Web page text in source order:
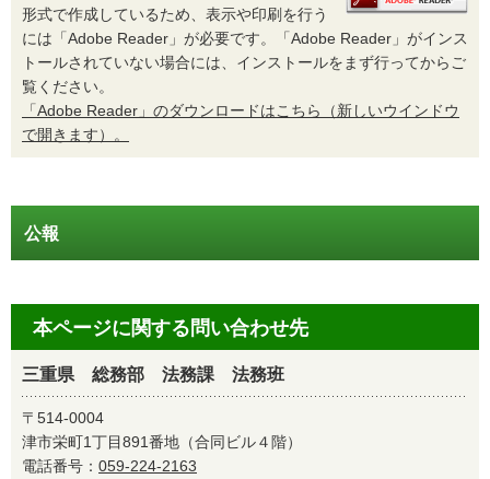
形式で作成しているため、表示や印刷を行う
には「Adobe Reader」が必要です。「Adobe Reader」がインス
トールされていない場合には、インストールをまず行ってからご
覧ください。
「Adobe Reader」のダウンロードはこちら（新しいウインドウ
で開きます）。
公報
本ページに関する問い合わせ先
三重県 総務部 法務課 法務班
〒514-0004
津市栄町1丁目891番地（合同ビル４階）
電話番号： 059-224-2163